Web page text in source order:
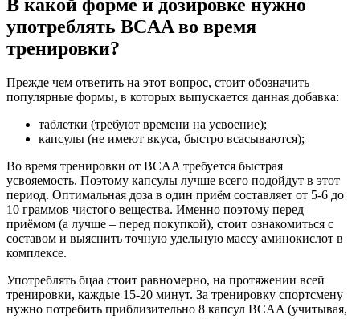
В какой форме и дозировке нужно
употреблять BCAA во время
тренировки?
Прежде чем ответить на этот вопрос, стоит обозначить
популярные формы, в которых выпускается данная добавка:
таблетки (требуют времени на усвоение);
капсулы (не имеют вкуса, быстро всасываются);
Во время тренировки от BCAA требуется быстрая
усвояемость. Поэтому капсулы лучше всего подойдут в этот
период. Оптимальная доза в один приём составляет от 5-6 до
10 граммов чистого вещества. Именно поэтому перед
приёмом (а лучше – перед покупкой), стоит ознакомиться с
составом и выяснить точную удельную массу аминокислот в
комплексе.
Употреблять бцаа стоит равномерно, на протяжении всей
тренировки, каждые 15-20 минут. За тренировку спортсмену
нужно потребить приблизительно 8 капсул BCAA (учитывая,